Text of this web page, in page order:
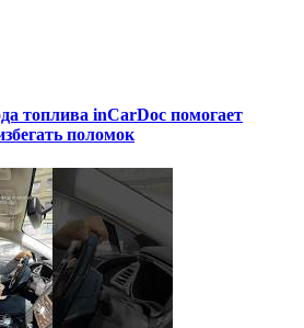
топлива inCarDoc помогает
поломок